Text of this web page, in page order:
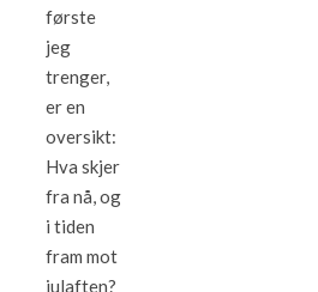
første
jeg
trenger,
er en
oversikt:
Hva skjer
fra nå, og
i tiden
fram mot
julaften?